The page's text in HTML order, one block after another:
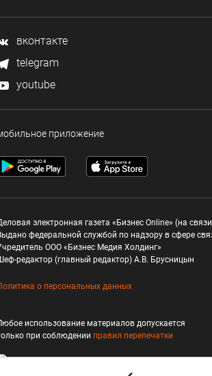
вконтакте
telegram
youtube
приложение
электронная газета «Бизнес Online» (на
федеральной службой по надзору в сфере
ООО «Бизнес Медия Холдинг»
редактор (главный редактор) А.В. Брусницын
о персональных данных
использование материалов допускается
при соблюдении правил перепечатки